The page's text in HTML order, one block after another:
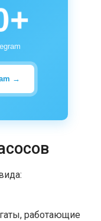
→
работающие